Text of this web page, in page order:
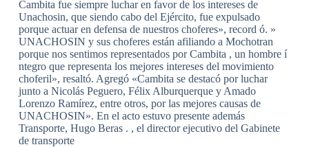
Cambita fue siempre luchar en favor de los intereses de
Unachosin, que siendo cabo del Ejército, fue expulsado
porque actuar en defensa de nuestros choferes», record ó. »
UNACHOSIN y sus choferes están afiliando a Mochotran
porque nos sentimos representados por Cambita , un hombre í
ntegro que representa los mejores intereses del movimiento
choferil», resaltó. Agregó «Cambita se destacó por luchar
junto a Nicolás Peguero, Félix Alburquerque y Amado
Lorenzo Ramírez, entre otros, por las mejores causas de
UNACHOSIN». En el acto estuvo presente además
Transporte, Hugo Beras . , el director ejecutivo del Gabinete
de transporte